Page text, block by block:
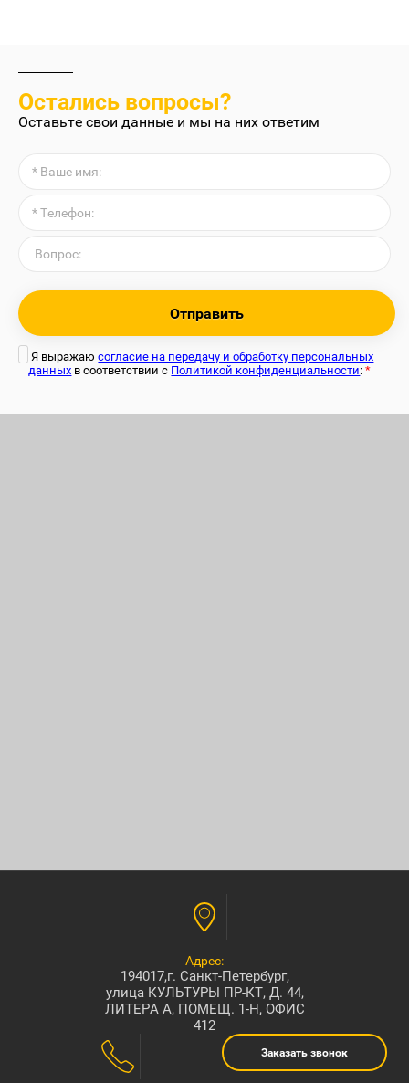
Остались вопросы?
Оставьте свои данные и мы на них ответим
Отправить
Я выражаюсогласие на передачу и обработку персональных
данных в соответствии с Политикой конфиденциальности:*
Адрес:
194017,г. Санкт-Петербург,
улица КУЛЬТУРЫ ПР-КТ, Д. 44,
ЛИТЕРА А, ПОМЕЩ. 1-Н, ОФИС
412
Заказать звонок